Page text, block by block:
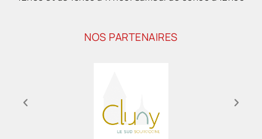
NOS PARTENAIRES